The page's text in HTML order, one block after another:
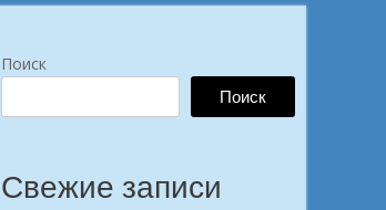
Поиск
Поиск
Свежие записи